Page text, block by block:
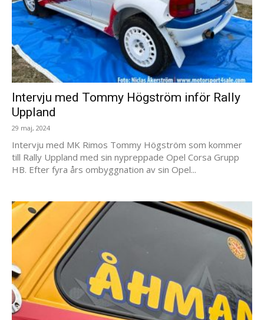
Intervju med Tommy Högström inför Rally
Uppland
29 maj, 2024
Intervju med MK Rimos Tommy Högström som kommer
till Rally Uppland med sin nypreppade Opel Corsa Grupp
HB. Efter fyra års ombyggnation av sin Opel...